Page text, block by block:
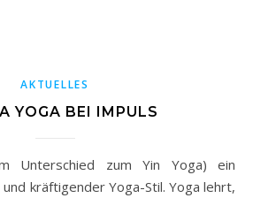
AKTUELLES
YOGA BEI IMPULS
kräftigender Yoga-Stil. Yoga lehrt,